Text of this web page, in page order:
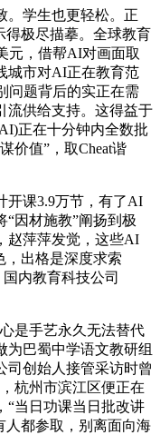
学生也更轻松。正
得极尽描摹。全球教育
元，借帮AI对画面取
城市对AI正在教育范
问题背后的实正在需
流供给支持。这得益于
正在十分钟内全数批
价值”，取Cheat谐
课3.9万节，有了AI
因材施教”阐扬到极
赵萍萍发觉，这些AI
，出格是深度求索
内教育科技公司
是手艺永久无法替代
为巴蜀中学语文教研组
司创始人接管采访时曾
杭州市滨江区便正在
“当日功课当日批改讲
人都参取，别离面向海